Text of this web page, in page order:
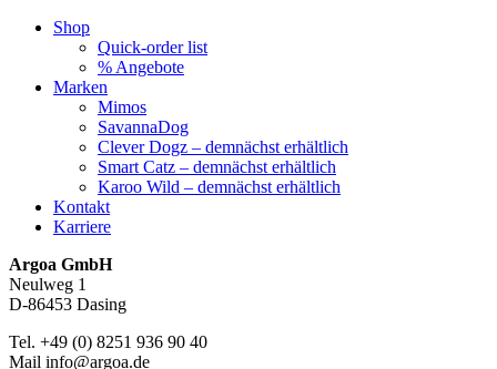
Shop
Quick-order list
% Angebote
Marken
Mimos
SavannaDog
Clever Dogz – demnächst erhältlich
Smart Catz – demnächst erhältlich
Karoo Wild – demnächst erhältlich
Kontakt
Karriere
Argoa GmbH
Neulweg 1
D-86453 Dasing
Tel. +49 (0) 8251 936 90 40
Mail info@argoa.de